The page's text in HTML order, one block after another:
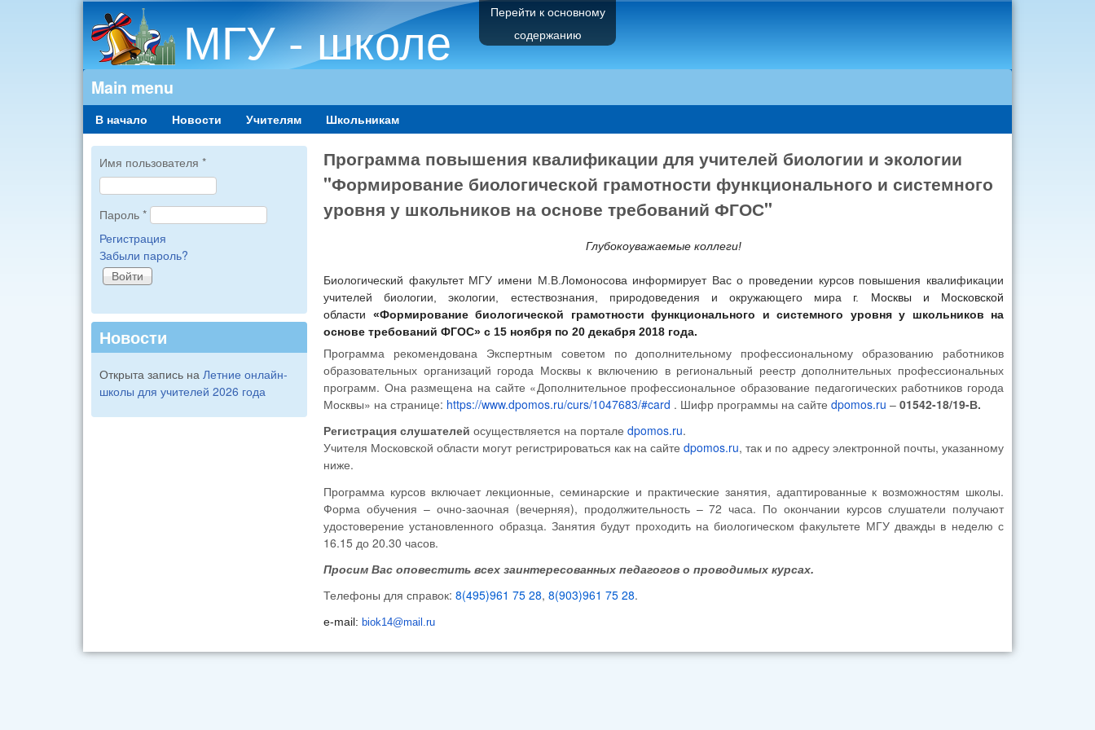
Перейти к основному
содержанию
МГУ - школе
Main menu
В начало Новости Учителям Школьникам
Программа повышения квалификации для учителей биологии и экологии
"Формирование биологической грамотности функционального и системного
уровня у школьников на основе требований ФГОС"
Глубокоуважаемые коллеги!
Биологический факультет МГУ имени М.В.Ломоносова информирует Вас о проведении курсов повышения квалификации
учителей биологии, экологии, естествознания, природоведения и окружающего мира г. Москвы и Московской
области «Формирование биологической грамотности функционального и системного уровня у школьников на
основе требований ФГОС» с 15 ноября по 20 декабря 2018 года.
Программа рекомендована Экспертным советом по дополнительному профессиональному образованию работников
образовательных организаций города Москвы к включению в региональный реестр дополнительных профессиональных
программ. Она размещена на сайте «Дополнительное профессиональное образование педагогических работников города
Москвы» на странице: https://www.dpomos.ru/curs/1047683/#card . Шифр программы на сайте dpomos.ru – 01542-18/19-В.
Регистрация слушателей осуществляется на портале dpomos.ru.
Учителя Московской области могут регистрироваться как на сайтеdpomos.ru, так и по адресу электронной почты, указанному
ниже.
Программа курсов включает лекционные, семинарские и практические занятия, адаптированные к возможностям школы.
Форма обучения – очно-заочная (вечерняя), продолжительность – 72 часа. По окончании курсов слушатели получают
удостоверение установленного образца. Занятия будут проходить на биологическом факультете МГУ дважды в неделю с
16.15 до 20.30 часов.
Просим Вас оповестить всех заинтересованных педагогов о проводимых курсах.
Телефоны для справок: 8(495)961 75 28, 8(903)961 75 28.
е-mail: biok14@mail.ru
Имя пользователя *
Пароль *
Регистрация
Забыли пароль?
Новости
Открыта запись на Летние онлайн-
школы для учителей 2026 года